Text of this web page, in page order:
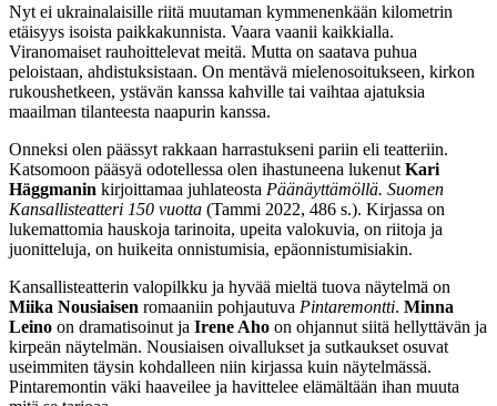
Nyt ei ukrainalaisille riitä muutaman kymmenenkään kilometrin
etäisyys isoista paikkakunnista. Vaara vaanii kaikkialla.
Viranomaiset rauhoittelevat meitä. Mutta on saatava puhua
peloistaan, ahdistuksistaan. On mentävä mielenosoitukseen, kirkon
rukoushetkeen, ystävän kanssa kahville tai vaihtaa ajatuksia
maailman tilanteesta naapurin kanssa.
Onneksi olen päässyt rakkaan harrastukseni pariin eli teatteriin.
Katsomoon pääsyä odotellessa olen ihastuneena lukenut Kari
Häggmanin kirjoittamaa juhlateosta Päänäyttämöllä. Suomen
Kansallisteatteri 150 vuotta (Tammi 2022, 486 s.). Kirjassa on
lukemattomia hauskoja tarinoita, upeita valokuvia, on riitoja ja
juonitteluja, on huikeita onnistumisia, epäonnistumisiakin.
Kansallisteatterin valopilkku ja hyvää mieltä tuova näytelmä on
Miika Nousiaisen romaaniin pohjautuva Pintaremontti. Minna
Leino on dramatisoinut ja Irene Aho on ohjannut siitä hellyttävän ja
kirpeän näytelmän. Nousiaisen oivallukset ja sutkaukset osuvat
useimmiten täysin kohdalleen niin kirjassa kuin näytelmässä.
Pintaremontin väki haaveilee ja havittelee elämältään ihan muuta